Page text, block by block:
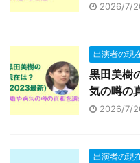
2026/7/
出演者の現
黒田美樹
気の噂の
2026/7/
出演者の現